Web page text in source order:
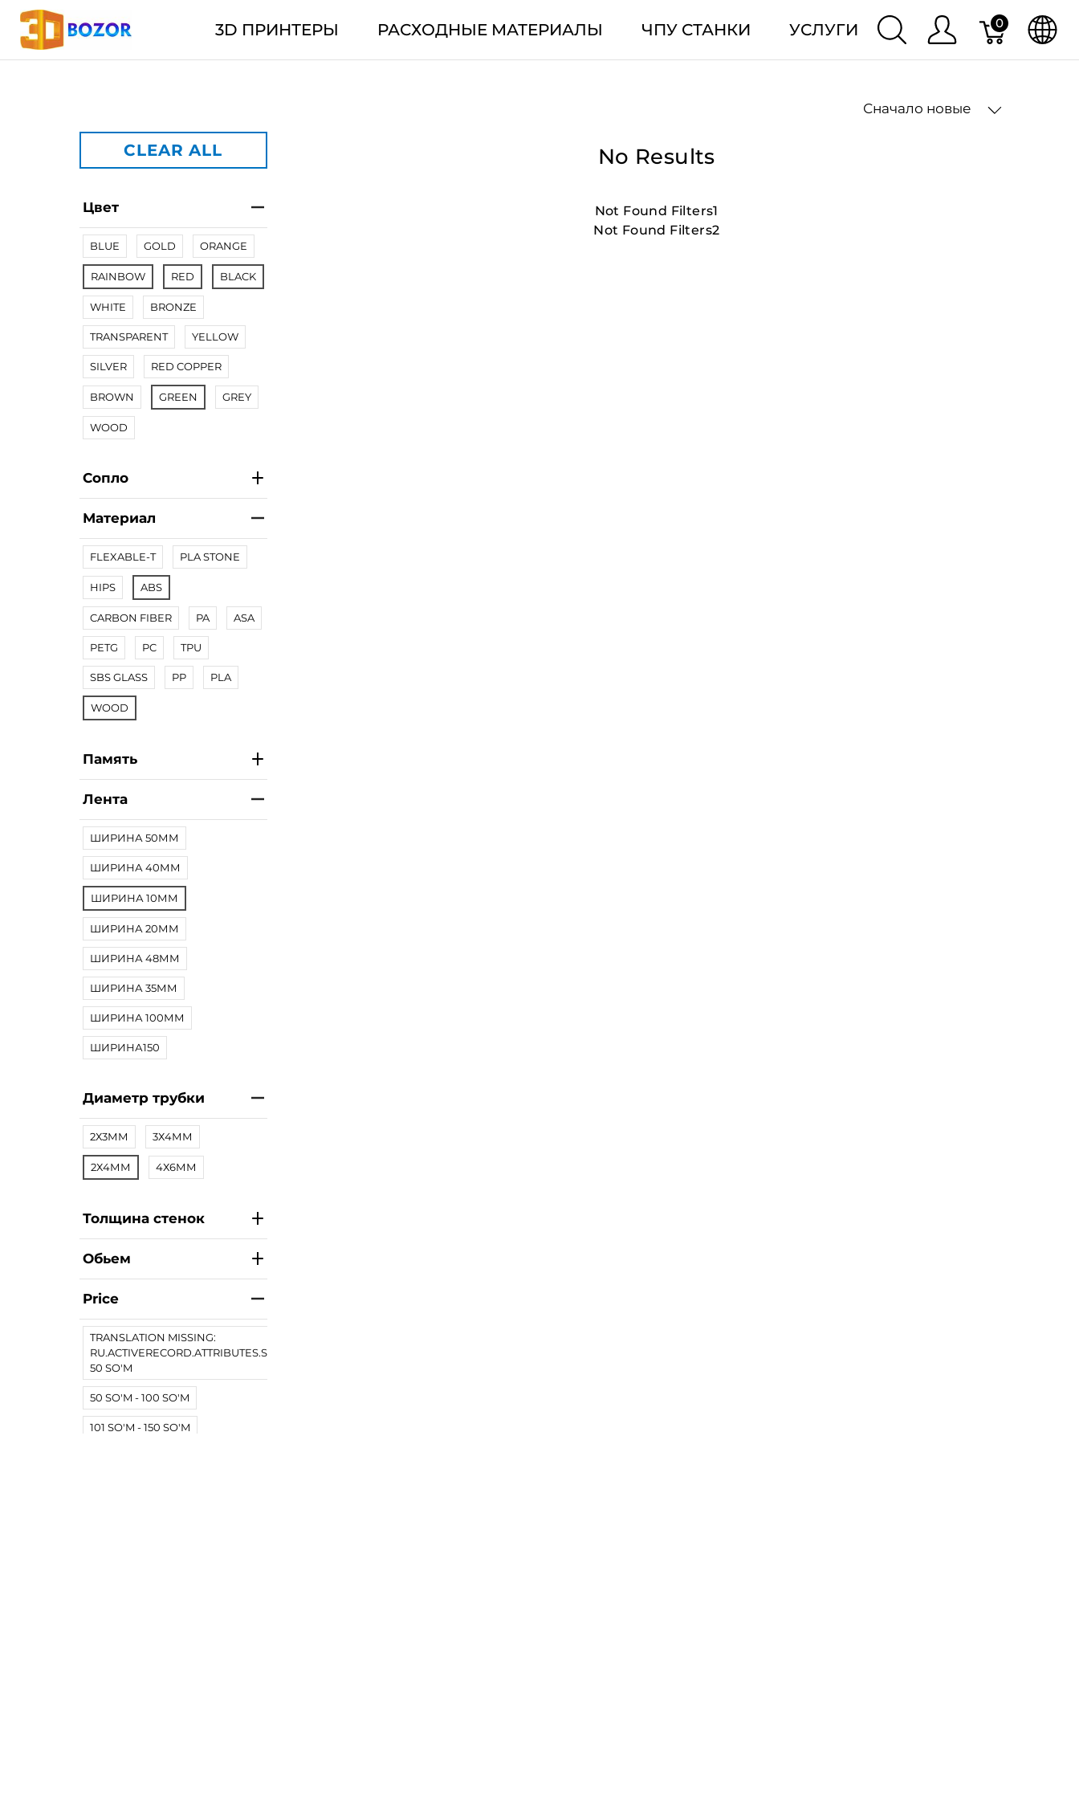
3D ПРИНТЕРЫ РАСХОДНЫЕ МАТЕРИАЛЫ ЧПУ СТАНКИ УСЛУГИ 0
Сначало новые
CLEAR ALL
Цвет
BLUE GOLD ORANGE
RAINBOW RED BLACK
WHITE BRONZE
TRANSPARENT YELLOW
SILVER RED COPPER
BROWN GREEN GREY
WOOD
Сопло
Материал
FLEXABLE-T PLA STONE
HIPS ABS
CARBON FIBER PA ASA
PETG PC TPU
SBS GLASS PP PLA
WOOD
Память
Лента
ШИРИНА 50ММ
ШИРИНА 40ММ
ШИРИНА 10ММ
ШИРИНА 20ММ
ШИРИНА 48ММ
ШИРИНА 35ММ
ШИРИНА 100ММ
ШИРИНА150
Диаметр трубки
2Х3ММ 3Х4ММ
2Х4ММ 4Х6ММ
Толщина стенок
Обьем
Price
TRANSLATION MISSING:
RU.ACTIVERECORD.ATTRIBUTES.SPREE/PRODUCT.LESS_THAN
50 SO'M
50 SO'M - 100 SO'M
101 SO'M - 150 SO'M
No Results
Not Found Filters1
Not Found Filters2